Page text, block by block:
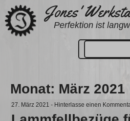
Zum
Inhalt
springen
Jones'
Perfektion ist
Monat: März 2021
27. März 2021 - Hinterlasse einen